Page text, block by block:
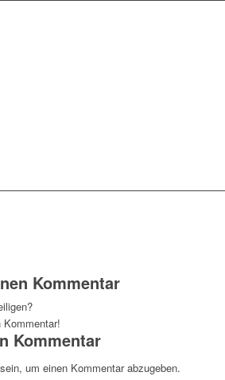
Kommentar
Kommentar!
Kommentar
um einen Kommentar abzugeben.